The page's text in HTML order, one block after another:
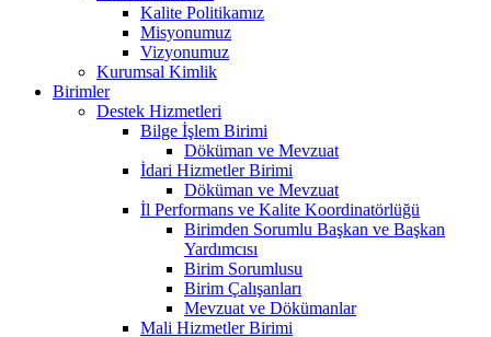
Kalite Politikamız
Misyonumuz
Vizyonumuz
Kurumsal Kimlik
Birimler
Destek Hizmetleri
Bilge İşlem Birimi
Döküman ve Mevzuat
İdari Hizmetler Birimi
Döküman ve Mevzuat
İl Performans ve Kalite Koordinatörlüğü
Birimden Sorumlu Başkan ve Başkan
Yardımcısı
Birim Sorumlusu
Birim Çalışanları
Mevzuat ve Dökümanlar
Mali Hizmetler Birimi